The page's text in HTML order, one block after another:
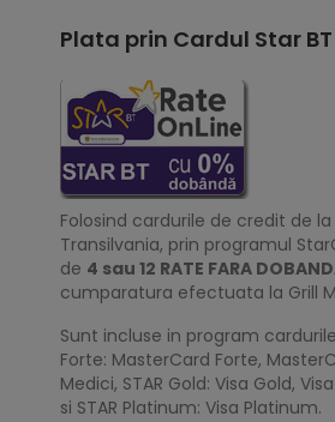
Plata prin Cardul Star BT
Folosind cardurile de credit de la
Transilvania, prin programul
de 4 sau 12 RATE FARA
cumparatura efectuata la Grill
Sunt incluse in program
Forte: MasterCard Forte,
Medici, STAR Gold: Visa Gold,
si STAR Platinum: Visa Platinum.